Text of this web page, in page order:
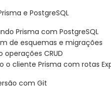
e PostgreSQL
Prisma com PostgreSQL
de esquemas e migrações
operações CRUD
o cliente Prisma com rotas
com Git